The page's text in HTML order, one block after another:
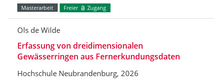
Masterarbeit Freier Zugang
Ols de Wilde
Erfassung von dreidimensionalen
Gewässerringen aus Fernerkundungsdaten
Hochschule Neubrandenburg, 2026